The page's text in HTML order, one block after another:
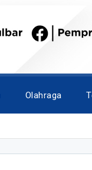
Olahraga